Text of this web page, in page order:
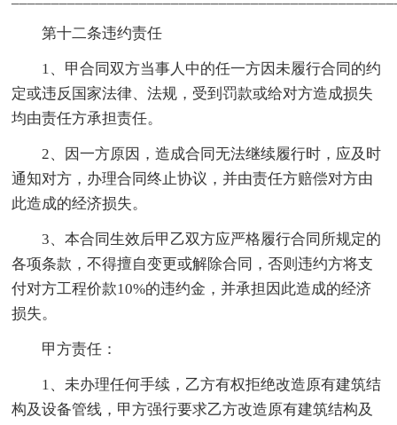
第十二条违约责任
1、甲合同双方当事人中的任一方因未履行合同的约
定或违反国家法律、法规，受到罚款或给对方造成损失
均由责任方承担责任。
2、因一方原因，造成合同无法继续履行时，应及时
通知对方，办理合同终止协议，并由责任方赔偿对方由
此造成的经济损失。
3、本合同生效后甲乙双方应严格履行合同所规定的
各项条款，不得擅自变更或解除合同，否则违约方将支
付对方工程价款10%的违约金，并承担因此造成的经济
损失。
甲方责任：
1、未办理任何手续，乙方有权拒绝改造原有建筑结
构及设备管线，甲方强行要求乙方改造原有建筑结构及